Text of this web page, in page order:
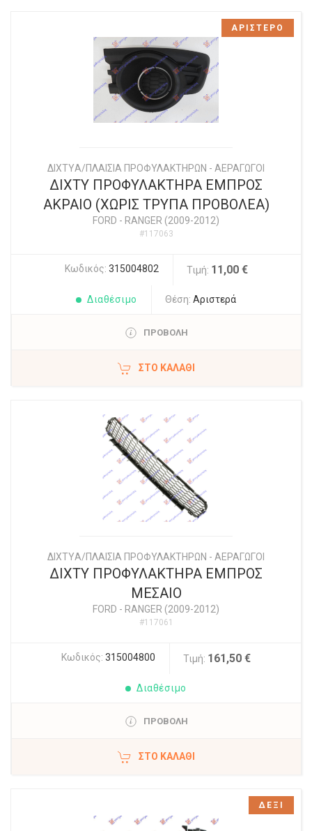
ΔΙΧΤYΑ/ΠΛΑΙΣΙΑ ΠΡΟΦΥΛΑΚΤΗΡΩΝ - ΑΕΡΑΓΩΓΟΙ
ΔΙΧΤΥ ΠΡΟΦΥΛΑΚΤΗΡΑ ΕΜΠΡΟΣ
ΑΚΡΑΙΟ (ΧΩΡΙΣ ΤΡΥΠΑ ΠΡΟΒΟΛΕΑ)
FORD - RANGER (2009-2012)
#117063
Κωδικός: 315004802 Τιμή: 11,00 €
Διαθέσιμο Θέση: Αριστερά
ΠΡΟΒΟΛΗ
ΣΤΟ ΚΑΛΆΘΙ
ΑΡΙΣΤΕΡΟ
ΔΙΧΤYΑ/ΠΛΑΙΣΙΑ ΠΡΟΦΥΛΑΚΤΗΡΩΝ - ΑΕΡΑΓΩΓΟΙ
ΔΙΧΤΥ ΠΡΟΦΥΛΑΚΤΗΡΑ ΕΜΠΡΟΣ
ΜΕΣΑΙΟ
FORD - RANGER (2009-2012)
#117061
Κωδικός: 315004800 Τιμή: 161,50 €
Διαθέσιμο
ΠΡΟΒΟΛΗ
ΣΤΟ ΚΑΛΆΘΙ
ΔΕΞΙ